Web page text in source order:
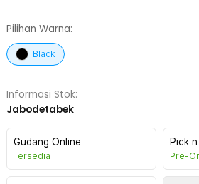
Pilihan Warna:
Black
Informasi Stok:
Jabodetabek
Gudang Online
Tersedia
Pick
Pre-